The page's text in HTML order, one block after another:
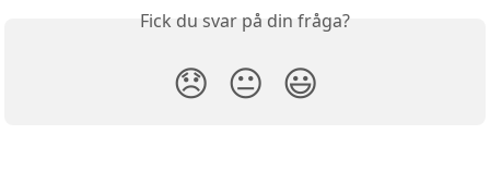
Fick du svar på din fråga?
😞 😐 😃